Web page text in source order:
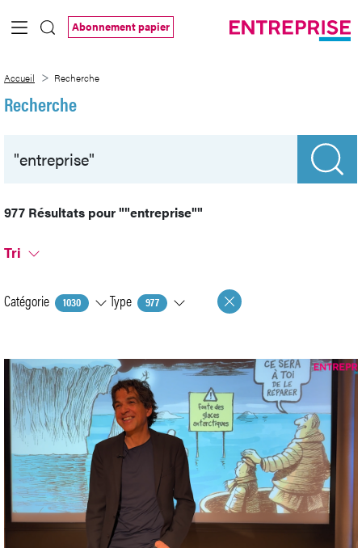
Saut au contenu principal
Abonnement papier
Accueil Recherche
Recherche
977 Résultats pour""entreprise""
Tri
Catégorie 1030 Type 977